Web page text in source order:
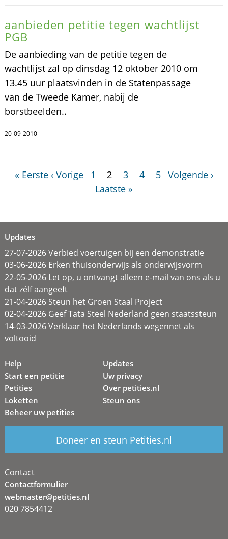
aanbieden petitie tegen wachtlijst
PGB
De aanbieding van de petitie tegen de
wachtlijst zal op dinsdag 12 oktober 2010 om
13.45 uur plaatsvinden in de Statenpassage
van de Tweede Kamer, nabij de
borstbeelden..
20-09-2010
« Eerste ‹ Vorige 1 2 3 4 5 Volgende ›
Laatste »
Updates
27-07-2026 Verbied voertuigen bij een demonstratie
03-06-2026 Erken thuisonderwijs als onderwijsvorm
22-05-2026 Let op, u ontvangt alleen e-mail van ons als u
dat zélf aangeeft
21-04-2026 Steun het Groen Staal Project
02-04-2026 Geef Tata Steel Nederland geen staatssteun
14-03-2026 Verklaar het Nederlands wegennet als
voltooid
Help
Start een petitie
Petities
Loketten
Beheer uw petities
Updates
Uw privacy
Over petities.nl
Steun ons
Doneer en steun Petities.nl
Contact
Contactformulier
webmaster@petities.nl
020 7854412